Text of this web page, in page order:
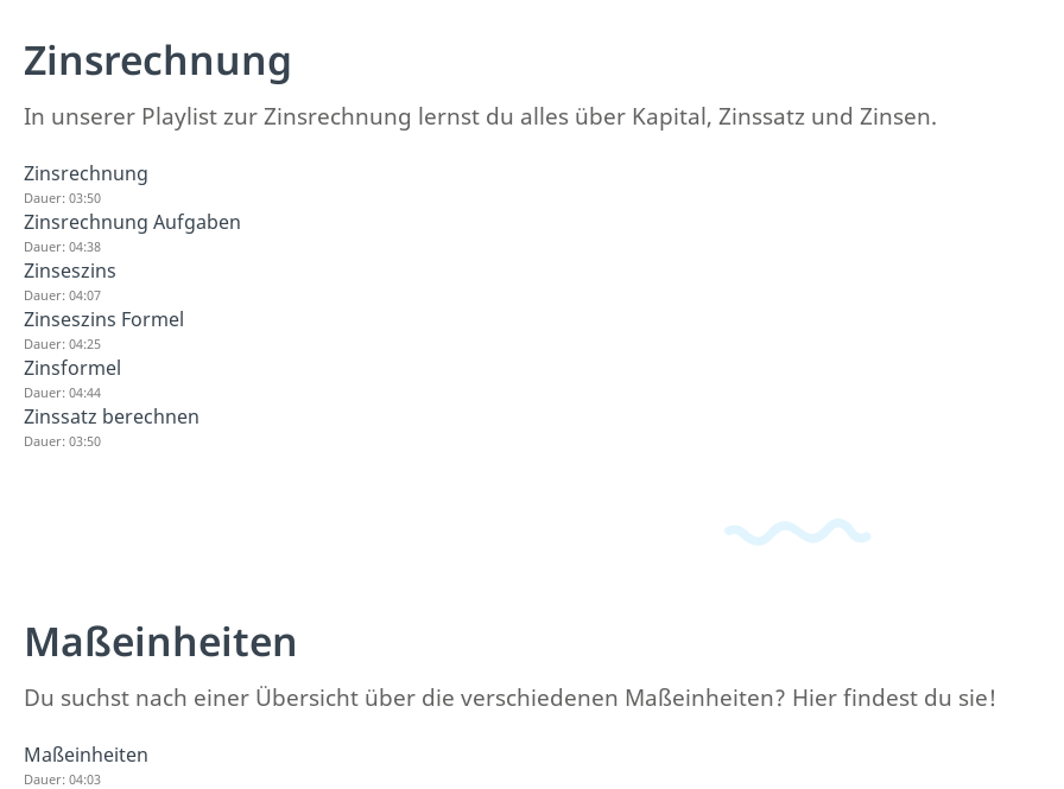
Zinsrechnung
In unserer Playlist zur Zinsrechnung lernst du alles über Kapital, Zinssatz und Zinsen.
Zinsrechnung
Dauer: 03:50
Zinsrechnung Aufgaben
Dauer: 04:38
Zinseszins
Dauer: 04:07
Zinseszins Formel
Dauer: 04:25
Zinsformel
Dauer: 04:44
Zinssatz berechnen
Dauer: 03:50
Maßeinheiten
Du suchst nach einer Übersicht über die verschiedenen Maßeinheiten? Hier findest du sie!
Maßeinheiten
Dauer: 04:03